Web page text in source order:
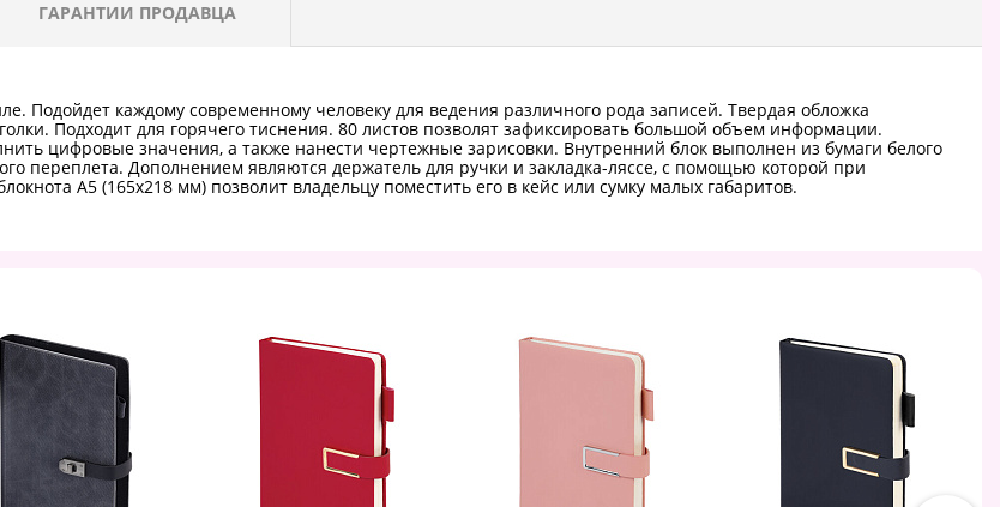
ГАРАНТИИ ПРОДАВЦА
Подойдет каждому современному человеку для ведения различного рода записей. Твердая обложка
Подходит для горячего тиснения. 80 листов позволят зафиксировать большой объем информации.
цифровые значения, а также нанести чертежные зарисовки. Внутренний блок выполнен из бумаги белого
переплета. Дополнением являются держатель для ручки и закладка-ляссе, с помощью которой при
А5 (165х218 мм) позволит владельцу поместить его в кейс или сумку малых габаритов.